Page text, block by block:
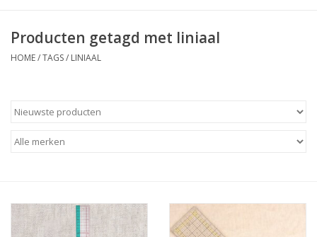
Fournituren
Workshops
Diy pakketten
Producten getagd met liniaal
HOME/TAGS/ LINIAAL